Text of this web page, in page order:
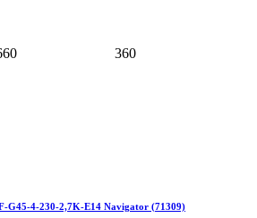
360
G45-4-230-2,7K-E14 Navigator (71309)